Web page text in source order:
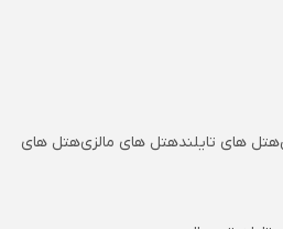
های تایلندهتل های مالزیهتل های